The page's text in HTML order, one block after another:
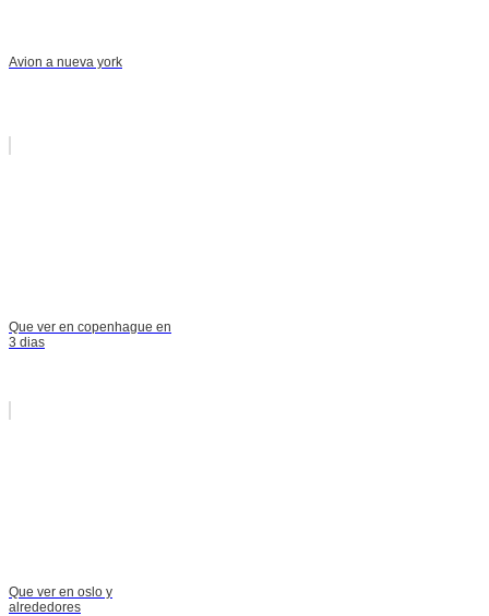
Avion a nueva york
Que ver en copenhague en
3 dias
Que ver en oslo y
alrededores